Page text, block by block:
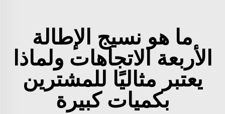
ما هو نسيج الإطالة
الأربعة الاتجاهات ولماذا
يعتبر مثاليًا للمشترين
بكميات كبيرة